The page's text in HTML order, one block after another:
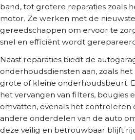
band, tot grotere reparaties zoals
motor. Ze werken met de
gereedschappen om ervoor te
snel en efficiënt wordt
Naast reparaties biedt de
onderhoudsdiensten aan, zoals
grote of kleine onderhoudsbeurt.
het vervangen van filters, bougies
omvatten, evenals het controleren
andere onderdelen van de auto
deze veilig en betrouwbaar blijft